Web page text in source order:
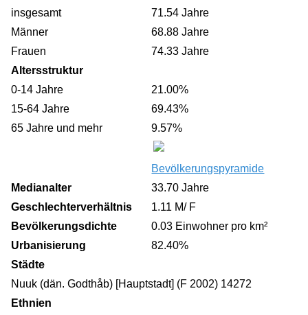
insgesamt
71.54 Jahre
Männer
68.88 Jahre
Frauen
74.33 Jahre
Altersstruktur
0-14 Jahre
21.00%
15-64 Jahre
69.43%
65 Jahre und mehr
9.57%
Bevölkerungspyramide
Medianalter
33.70 Jahre
Geschlechterverhältnis
1.11 M/ F
Bevölkerungsdichte
0.03 Einwohner pro km²
Urbanisierung
82.40%
Städte
Nuuk (dän. Godthåb) [Hauptstadt] (F 2002) 14272
Ethnien